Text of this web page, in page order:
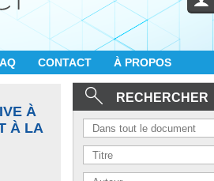
CONTACT À PROPOS
À
À LA
RECHERCHER